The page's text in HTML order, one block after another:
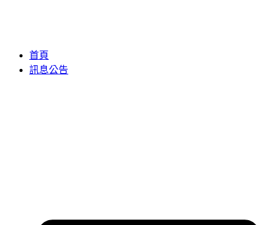
首頁
訊息公告